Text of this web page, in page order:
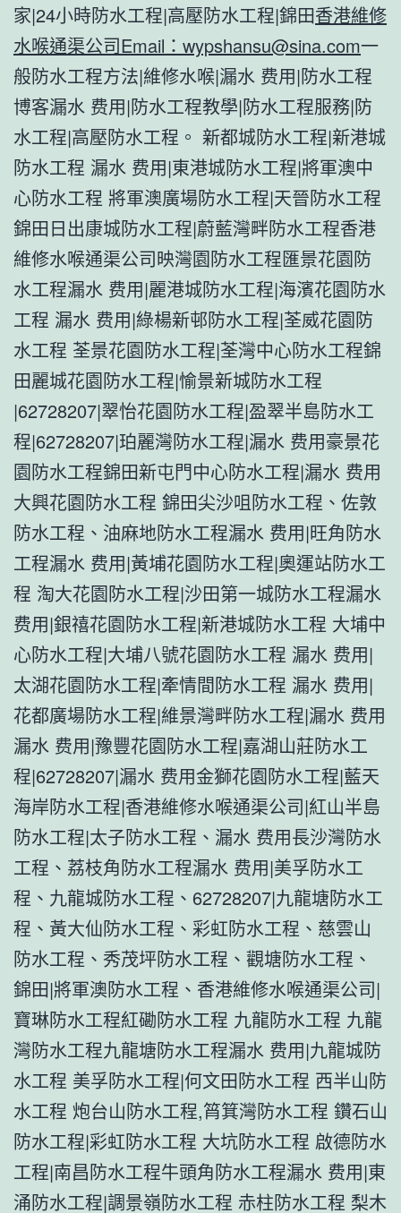
家|24小時防水工程|高壓防水工程|錦田香港維修
水喉通渠公司Email： wypshansu@sina.com一
般防水工程方法|維修水喉|漏水 费用|防水工程
博客漏水 费用|防水工程教學|防水工程服務|防
水工程|高壓防水工程。 新都城防水工程|新港城
防水工程 漏水 费用|東港城防水工程|將軍澳中
心防水工程 將軍澳廣場防水工程|天晉防水工程
錦田日出康城防水工程|蔚藍灣畔防水工程香港
維修水喉通渠公司映灣園防水工程匯景花園防
水工程漏水 费用|麗港城防水工程|海濱花園防水
工程 漏水 费用|綠楊新邨防水工程|荃威花園防
水工程 荃景花園防水工程|荃灣中心防水工程錦
田麗城花園防水工程|愉景新城防水工程
|62728207|翠怡花園防水工程|盈翠半島防水工
程|62728207|珀麗灣防水工程|漏水 费用豪景花
園防水工程錦田新屯門中心防水工程|漏水 费用
大興花園防水工程 錦田尖沙咀防水工程、佐敦
防水工程、油麻地防水工程漏水 费用|旺角防水
工程漏水 费用|黃埔花園防水工程|奧運站防水工
程 淘大花園防水工程|沙田第一城防水工程漏水
费用|銀禧花園防水工程|新港城防水工程 大埔中
心防水工程|大埔八號花園防水工程 漏水 费用|
太湖花園防水工程|牽情間防水工程 漏水 费用|
花都廣場防水工程|維景灣畔防水工程|漏水 费用
漏水 费用|豫豐花園防水工程|嘉湖山莊防水工
程|62728207|漏水 费用金獅花園防水工程|藍天
海岸防水工程|香港維修水喉通渠公司|紅山半島
防水工程|太子防水工程、漏水 费用長沙灣防水
工程、荔枝角防水工程漏水 费用|美孚防水工
程、九龍城防水工程、62728207|九龍塘防水工
程、黃大仙防水工程、彩虹防水工程、慈雲山
防水工程、秀茂坪防水工程、觀塘防水工程、
錦田|將軍澳防水工程、香港維修水喉通渠公司|
寶琳防水工程紅磡防水工程 九龍防水工程 九龍
灣防水工程九龍塘防水工程漏水 费用|九龍城防
水工程 美孚防水工程|何文田防水工程 西半山防
水工程 炮台山防水工程,筲箕灣防水工程 鑽石山
防水工程|彩虹防水工程 大坑防水工程 啟德防水
工程|南昌防水工程牛頭角防水工程漏水 费用|東
涌防水工程|調景嶺防水工程 赤柱防水工程 梨木